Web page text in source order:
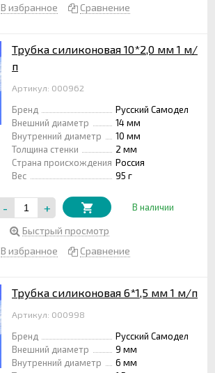
В избранное
Сравнение
Трубка силиконовая 10*2,0 мм 1 м/
п
Артикул: 000962
Бренд
Русский Самодел
Внешний диаметр
14 мм
Внутренний диаметр
10 мм
Толщина стенки
2 мм
Страна происхождения Россия
Вес
95 г
- + В наличии
Быстрый просмотр
В избранное
Сравнение
Трубка силиконовая 6*1,5 мм 1 м/п
Артикул: 000998
Бренд
Русский Самодел
Внешний диаметр
9 мм
Внутренний диаметр
6 мм